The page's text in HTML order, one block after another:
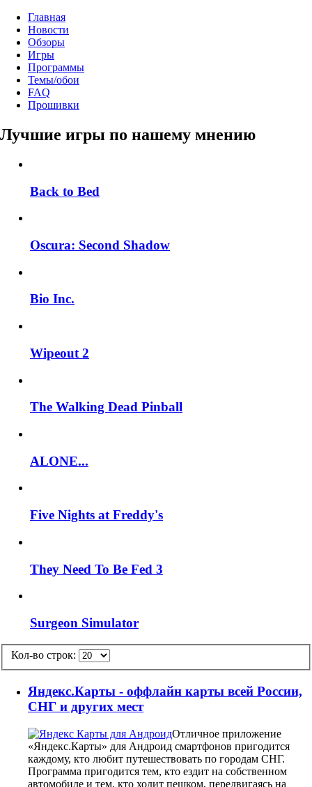
Главная
Новости
Обзоры
Игры
Программы
Темы/обои
FAQ
Прошивки
Лучшие игры по нашему мнению
Back to Bed
Oscura: Second Shadow
Bio Inc.
Wipeout 2
The Walking Dead Pinball
ALONE...
Five Nights at Freddy's
They Need To Be Fed 3
Surgeon Simulator
Кол-во строк:
Яндекс.Карты - оффлайн карты всей России,
СНГ и других мест
Отличное приложение
«Яндекс.Карты» для Андроид смартфонов пригодится
каждому, кто любит путешествовать по городам СНГ.
Программа пригодится тем, кто ездит на собственном
автомобиле и тем, кто ходит пешком, передвигаясь на